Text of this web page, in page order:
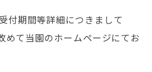
付期間等詳細につきまして
めて当園のホームページにてお